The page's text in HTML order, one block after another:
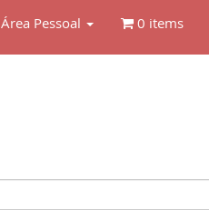
Área Pessoal 0 items